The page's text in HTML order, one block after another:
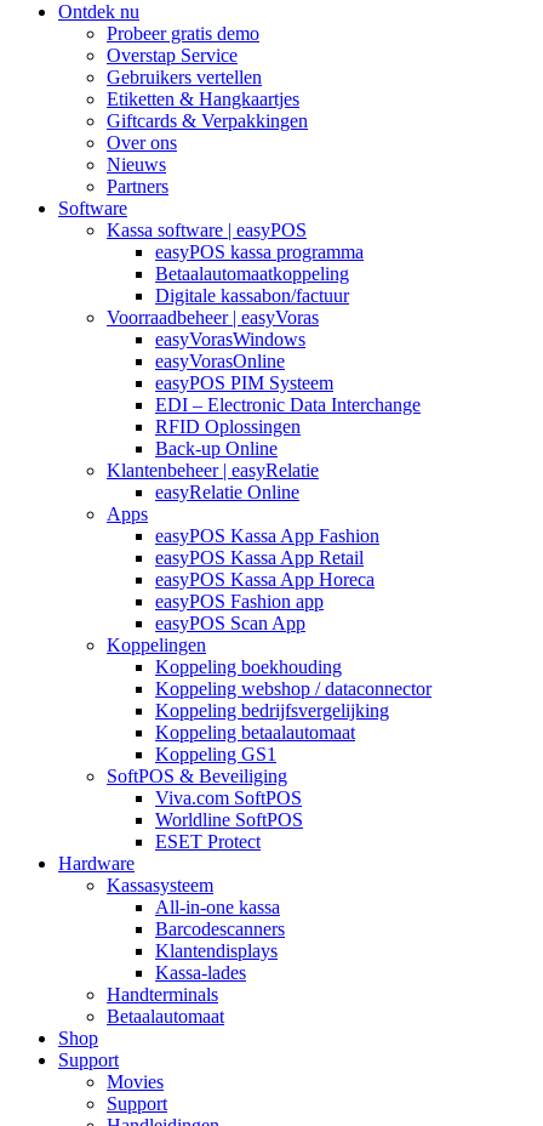
Ontdek nu
Probeer gratis demo
Overstap Service
Gebruikers vertellen
Etiketten & Hangkaartjes
Giftcards & Verpakkingen
Over ons
Nieuws
Partners
Software
Kassa software | easyPOS
easyPOS kassa programma
Betaalautomaatkoppeling
Digitale kassabon/factuur
Voorraadbeheer | easyVoras
easyVorasWindows
easyVorasOnline
easyPOS PIM Systeem
EDI – Electronic Data Interchange
RFID Oplossingen
Back-up Online
Klantenbeheer | easyRelatie
easyRelatie Online
Apps
easyPOS Kassa App Fashion
easyPOS Kassa App Retail
easyPOS Kassa App Horeca
easyPOS Fashion app
easyPOS Scan App
Koppelingen
Koppeling boekhouding
Koppeling webshop / dataconnector
Koppeling bedrijfsvergelijking
Koppeling betaalautomaat
Koppeling GS1
SoftPOS & Beveiliging
Viva.com SoftPOS
Worldline SoftPOS
ESET Protect
Hardware
Kassasysteem
All-in-one kassa
Barcodescanners
Klantendisplays
Kassa-lades
Handterminals
Betaalautomaat
Shop
Support
Movies
Support